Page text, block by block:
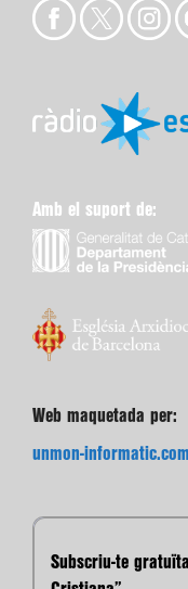
Amb el suport de:
Web maquetada per:
unmon-informatic.com
Subscriu-te